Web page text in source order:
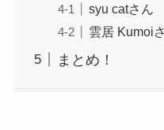
syu catさん
雲居 Kumoi
まとめ！